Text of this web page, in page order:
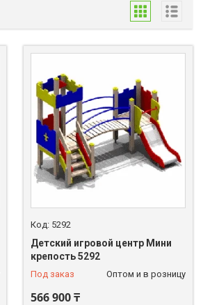
5292
Детский игровой центр Мини
крепость 5292
Под заказ Оптом и в розницу
566 900 ₸